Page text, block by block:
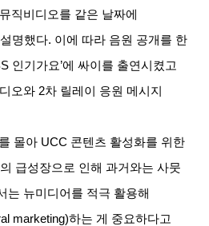
직비디오를 같은 날짜에
명했다. 이에 따라 음원 공개를 한
인기가요’에 싸이를 출연시켰고
오와 2차 릴레이 응원 메시지
몰아 UCC 콘텐츠 활성화를 위한
의 급성장으로 인해 과거와는 사뭇
는 뉴미디어를 적극 활용해
marketing)하는 게 중요하다고